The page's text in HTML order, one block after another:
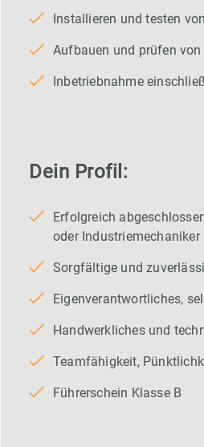
Installieren und testen
Aufbauen und prüfen
Inbetriebnahme
Dein Profil:
Erfolgreich
oder
Sorgfältige und
Eigenverantwortliches,
Handwerkliches und
Teamfähigkeit,
Führerschein Klasse B